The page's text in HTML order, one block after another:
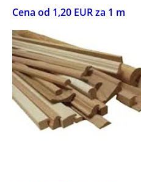
Cena od 1,20 EUR za 1 m